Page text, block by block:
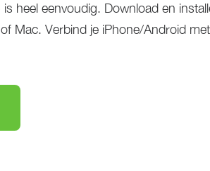
heel eenvoudig. Download en
Mac. Verbind je iPhone/Android